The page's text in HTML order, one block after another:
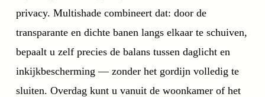
privacy. Multishade combineert dat: door de
transparante en dichte banen langs elkaar te schuiven,
bepaalt u zelf precies de balans tussen daglicht en
inkijkbescherming — zonder het gordijn volledig te
sluiten. Overdag kunt u vanuit de woonkamer of het